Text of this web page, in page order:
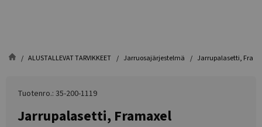
ALUSTALLEVAT TARVIKKEET Jarruosajärjestelmä Jarrupalasetti,
Tuotenro.: 35-200-1119
Jarrupalasetti, Framaxel